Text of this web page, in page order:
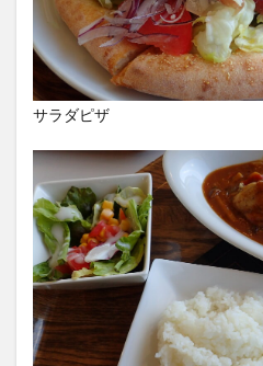
サラダピザ